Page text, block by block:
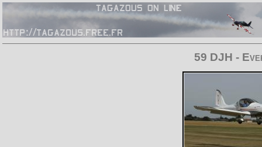
59 DJH -